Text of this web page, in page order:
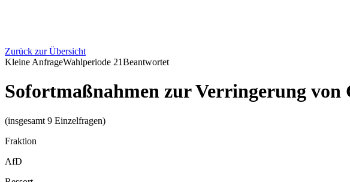
Zurück zur Übersicht
Kleine AnfrageWahlperiode 21Beantwortet
Sofortmaßnahmen zur Verringerung
(insgesamt 9 Einzelfragen)
Fraktion
AfD